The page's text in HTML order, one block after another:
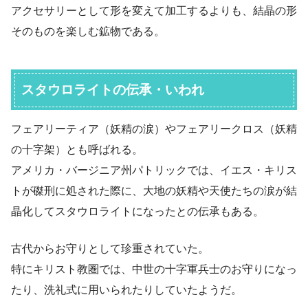
アクセサリーとして形を変えて加工するよりも、結晶の形
そのものを楽しむ鉱物である。
スタウロライトの伝承・いわれ
フェアリーティア（妖精の涙）やフェアリークロス（妖精
の十字架）とも呼ばれる。
アメリカ・バージニア州パトリックでは、イエス・キリス
トが磔刑に処された際に、大地の妖精や天使たちの涙が結
晶化してスタウロライトになったとの伝承もある。
古代からお守りとして珍重されていた。
特にキリスト教圏では、中世の十字軍兵士のお守りになっ
たり、洗礼式に用いられたりしていたようだ。